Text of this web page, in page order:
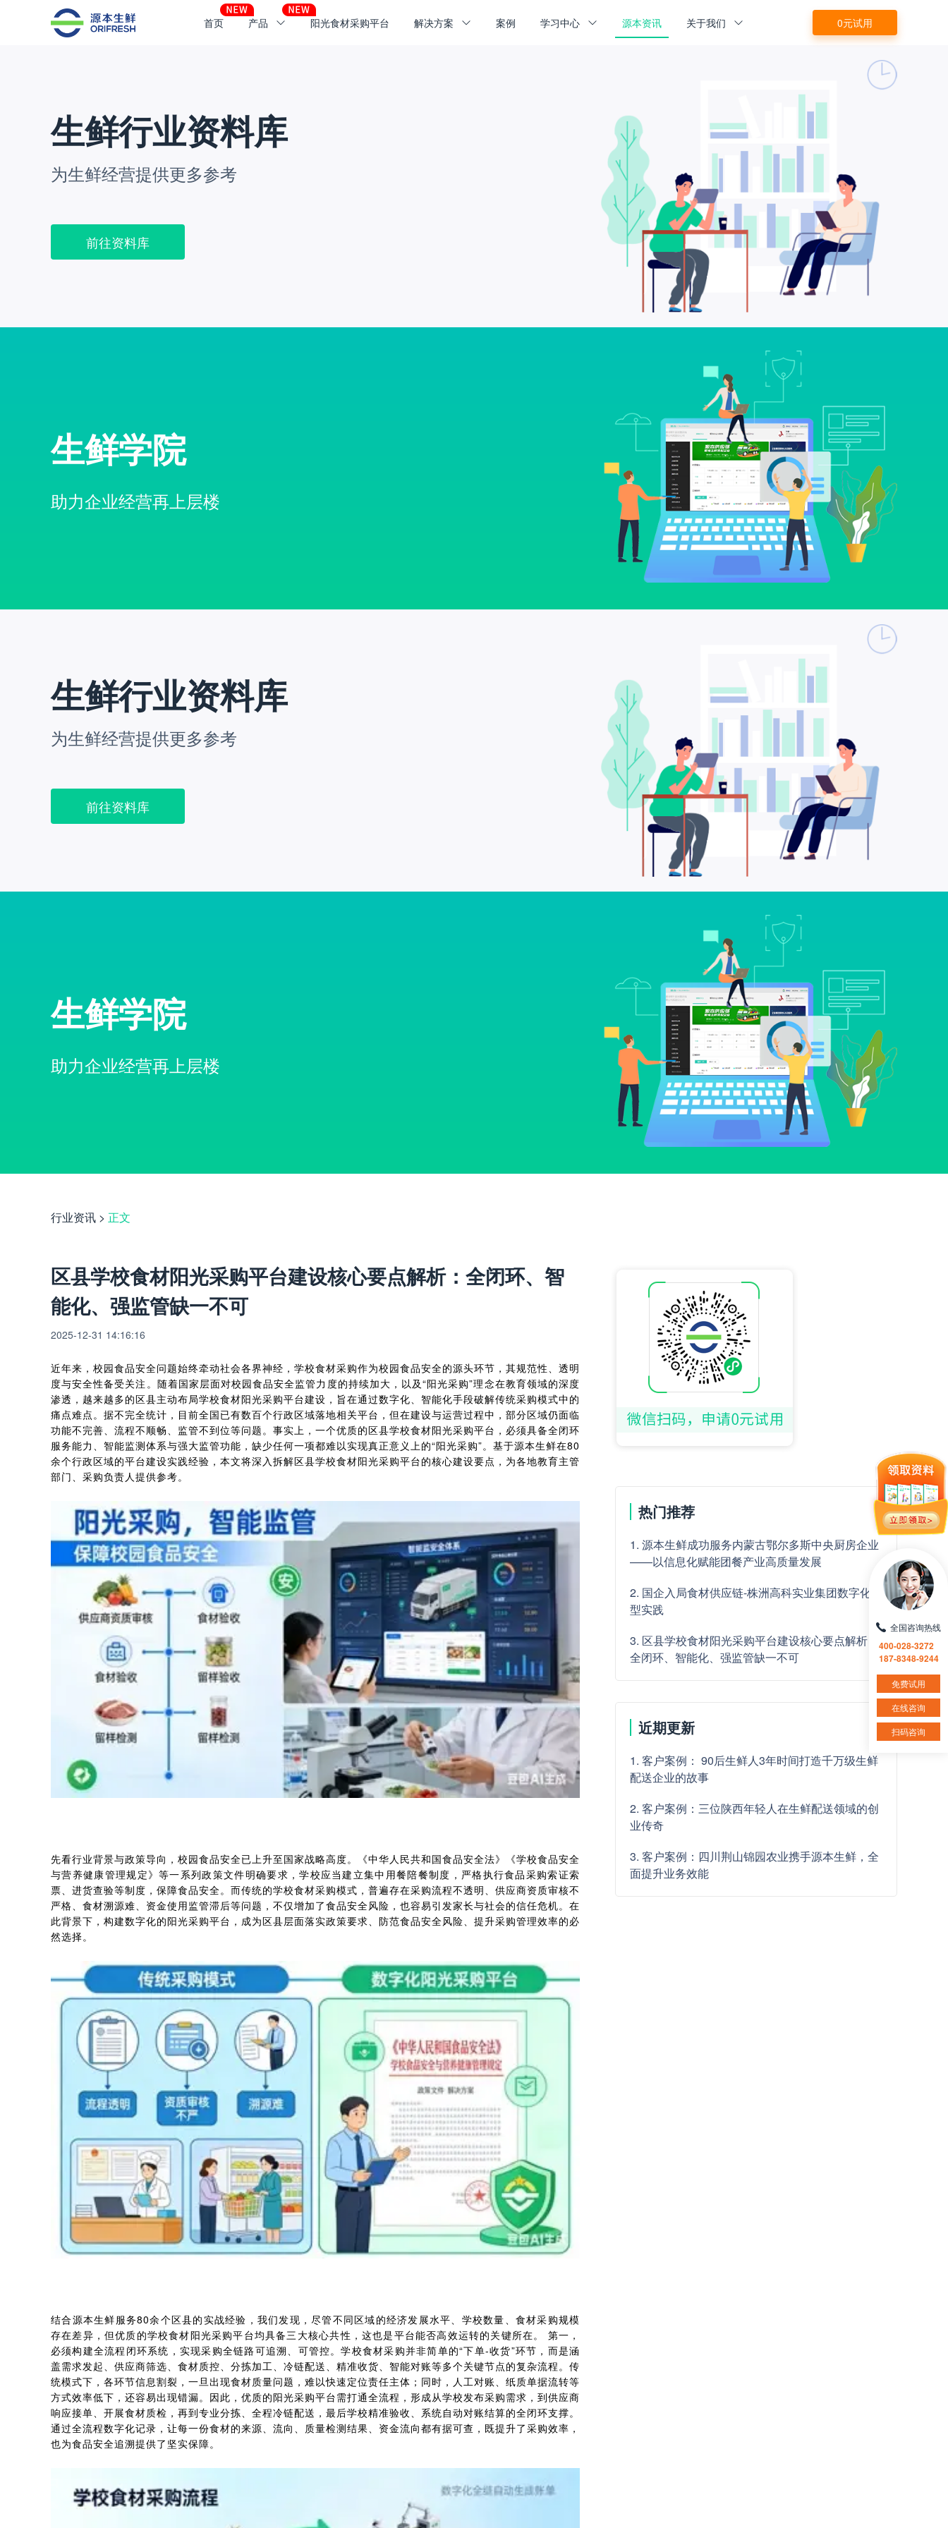
首页 产品 阳光食材采购平台 解决方案 案例 学习中心 源本资讯 关于我们 0元试用
生鲜行业资料库
为生鲜经营提供更多参考
前往资料库
生鲜学院
助力企业经营再上层楼
生鲜行业资料库
为生鲜经营提供更多参考
前往资料库
生鲜学院
助力企业经营再上层楼
行业资讯 > 正文
区县学校食材阳光采购平台建设核心要点解析：全闭环、智
能化、强监管缺一不可
2025-12-31 14:16:16
近年来，校园食品安全问题始终牵动社会各界神经，学校食材采购作为校园食品安全的源头环节，其规范性、透明
度与安全性备受关注。随着国家层面对校园食品安全监管力度的持续加大，以及“阳光采购”理念在教育领域的深度
渗透，越来越多的区县主动布局学校食材阳光采购平台建设，旨在通过数字化、智能化手段破解传统采购模式中的
痛点难点。据不完全统计，目前全国已有数百个行政区域落地相关平台，但在建设与运营过程中，部分区域仍面临
功能不完善、流程不顺畅、监管不到位等问题。事实上，一个优质的区县学校食材阳光采购平台，必须具备全闭环
服务能力、智能监测体系与强大监管功能，缺少任何一项都难以实现真正意义上的“阳光采购”。基于源本生鲜在80
余个行政区域的平台建设实践经验，本文将深入拆解区县学校食材阳光采购平台的核心建设要点，为各地教育主管
部门、采购负责人提供参考。
先看行业背景与政策导向，校园食品安全已上升至国家战略高度。《中华人民共和国食品安全法》《学校食品安全
与营养健康管理规定》等一系列政策文件明确要求，学校应当建立集中用餐陪餐制度，严格执行食品采购索证索
票、进货查验等制度，保障食品安全。而传统的学校食材采购模式，普遍存在采购流程不透明、供应商资质审核不
严格、食材溯源难、资金使用监管滞后等问题，不仅增加了食品安全风险，也容易引发家长与社会的信任危机。在
此背景下，构建数字化的阳光采购平台，成为区县层面落实政策要求、防范食品安全风险、提升采购管理效率的必
然选择。
结合源本生鲜服务80余个区县的实战经验，我们发现，尽管不同区域的经济发展水平、学校数量、食材采购规模
存在差异，但优质的学校食材阳光采购平台均具备三大核心共性，这也是平台能否高效运转的关键所在。 第一，
必须构建全流程闭环系统，实现采购全链路可追溯、可管控。学校食材采购并非简单的“下单-收货”环节，而是涵
盖需求发起、供应商筛选、食材质控、分拣加工、冷链配送、精准收货、智能对账等多个关键节点的复杂流程。传
统模式下，各环节信息割裂，一旦出现食材质量问题，难以快速定位责任主体；同时，人工对账、纸质单据流转等
方式效率低下，还容易出现错漏。因此，优质的阳光采购平台需打通全流程，形成从学校发布采购需求，到供应商
响应接单、开展食材质检，再到专业分拣、全程冷链配送，最后学校精准验收、系统自动对账结算的全闭环支撑。
通过全流程数字化记录，让每一份食材的来源、流向、质量检测结果、资金流向都有据可查，既提升了采购效率，
也为食品安全追溯提供了坚实保障。
热门推荐
1. 源本生鲜成功服务内蒙古鄂尔多斯中央厨房企业
——以信息化赋能团餐产业高质量发展
2. 国企入局食材供应链-株洲高科实业集团数字化转
型实践
3. 区县学校食材阳光采购平台建设核心要点解析：
全闭环、智能化、强监管缺一不可
近期更新
1. 客户案例： 90后生鲜人3年时间打造千万级生鲜
配送企业的故事
2. 客户案例：三位陕西年轻人在生鲜配送领域的创
业传奇
3. 客户案例：四川荆山锦园农业携手源本生鲜，全
面提升业务效能
全国咨询热线
400-028-3272
187-8348-9244
免费试用
在线咨询
扫码咨询